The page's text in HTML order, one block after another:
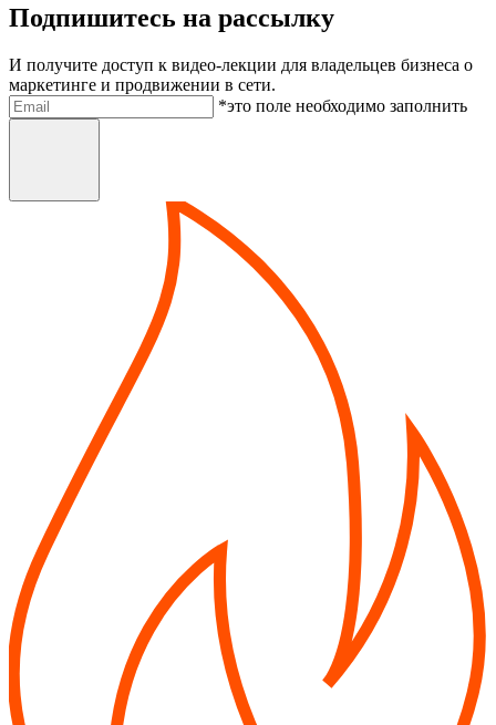
Подпишитесь на рассылку
И получите доступ к видео-лекции для владельцев бизнеса о
маркетинге и продвижении в сети.
Электронная почта
*это поле необходимо заполнить